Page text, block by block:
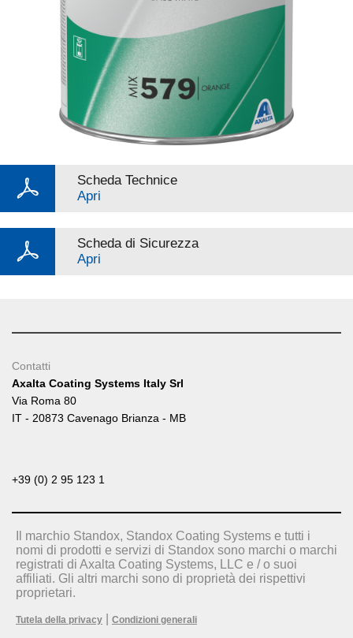
Scheda Technice
Apri
Scheda di Sicurezza
Apri
Contatti
Axalta Coating Systems Italy Srl
Via Roma 80
IT - 20873 Cavenago Brianza - MB
+39 (0) 2 95 123 1
Il marchio Standox, Standox Coating Systems e tutti i
nomi di prodotti e servizi di Standox sono marchi o marchi
registrati di Axalta Coating Systems, LLC e / o suoi
affiliati. Gli altri marchi sono di proprietà dei rispettivi
proprietari.
Tutela della privacy Condizioni generali